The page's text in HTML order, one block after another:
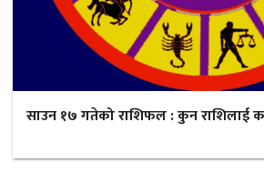
साउन १७ गतेको राशिफल : कुन राशिलाई